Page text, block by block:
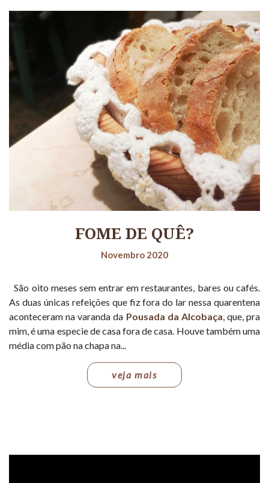
FOME DE QUÊ?
Novembro 2020
São oito meses sem entrar em restaurantes, bares ou cafés.
As duas únicas refeições que fiz fora do lar nessa quarentena
aconteceram na varanda da Pousada da Alcobaça, que, pra
mim, é uma especie de casa fora de casa. Houve também uma
média com pão na chapa na...
veja mais